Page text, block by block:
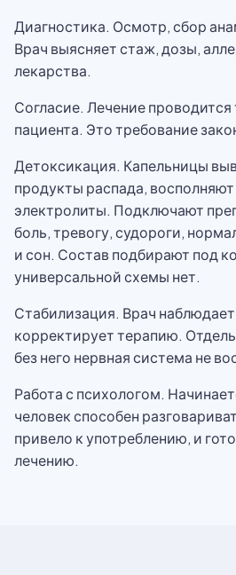
Диагностика. Осмотр, сбор
Врач выясняет стаж, дозы,
лекарства.
Согласие. Лечение проводится
пациента. Это требование
Детоксикация. Капельницы
продукты распада,
электролиты. Подключают
боль, тревогу, судороги,
и сон. Состав подбирают под
универсальной схемы нет.
Стабилизация. Врач
корректирует терапию.
без него нервная система не
Работа с психологом.
человек способен
привело к употреблению, и
лечению.